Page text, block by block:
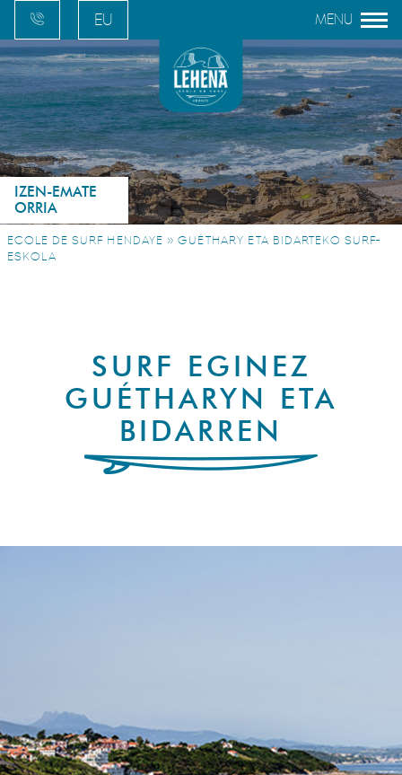
FR
EN
ES
EU
IZEN-EMATE
ORRIA
ECOLE DE SURF HENDAYE » GUÉTHARY ETA BIDARTEKO SURF-
ESKOLA
SURF EGINEZ
GUÉTHARYN ETA
BIDARREN